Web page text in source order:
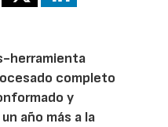
herramienta
completo
y
año más a la